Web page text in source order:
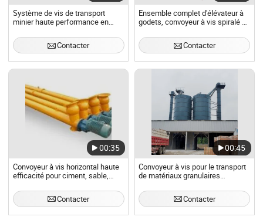
Système de vis de transport
minier haute performance en
Contacter
Ensemble complet d'élévateur à
godets, convoyeur à vis spiralé de
pour aliments pour animaux
Contacter
00:35
Convoyeur à vis horizontal haute
efficacité pour ciment, sable,
Contacter
00:45
Convoyeur à vis pour le transport
de matériaux granulaires
convoyeur à chaîne pour mines
de charbon
Contacter